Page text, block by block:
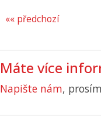
«« předchozí
Máte více
Napište nám,